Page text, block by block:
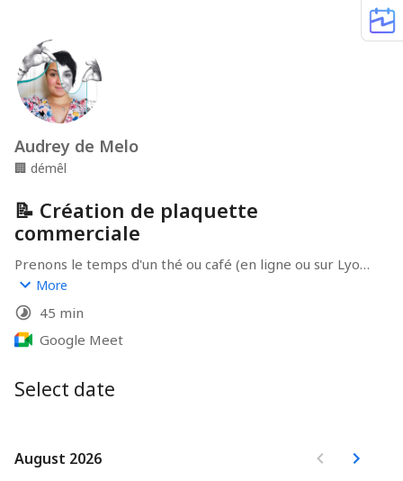
Audrey de Melo
🏢 démêl
📝 Création de plaquette
commerciale
Prenons le temps d'un thé ou café (en ligne ou sur Lyon)
pour démêler vos problématiques de communication et
échangeons ensemble de la manière de (re)nouer des
liens durables avec votre clientèle de cœur et défiler en
toute sérénité !
More
45 min
Google Meet
Select date
August 2026
August 2026